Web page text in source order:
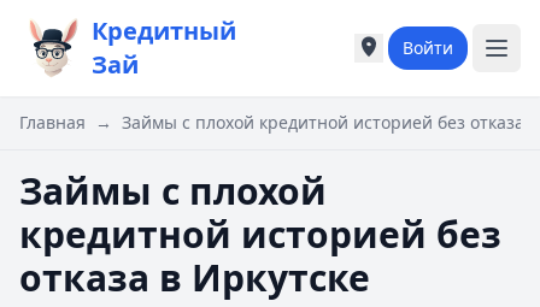
Кредитный
Зай
Города России
Москва
А
Б
Города России
Москва
А
Б
Войти
Главная → Займы с плохой кредитной историей без отказа
Займы с плохой
кредитной историей без
отказа в Иркутске